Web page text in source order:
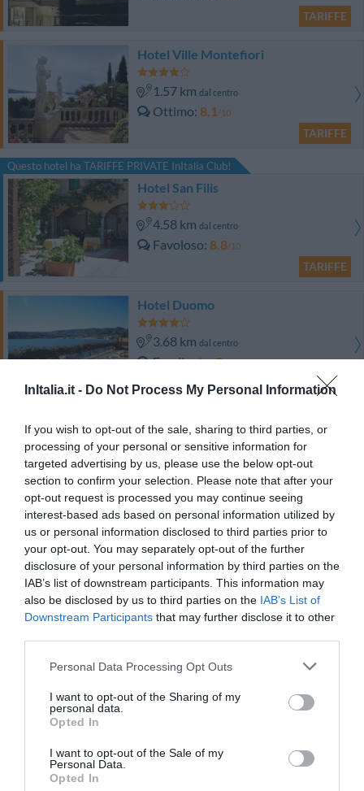
InItalia.it - Do Not Process My Personal Information
If you wish to opt-out of the sale, sharing to third parties, or
processing of your personal or sensitive information for
targeted advertising by us, please use the below opt-out
section to confirm your selection. Please note that after your
opt-out request is processed you may continue seeing
interest-based ads based on personal information utilized by
us or personal information disclosed to third parties prior to
your opt-out. You may separately opt-out of the further
disclosure of your personal information by third parties on the
IAB’s list of downstream participants. This information may
also be disclosed by us to third parties on the IAB’s List of
Downstream Participants that may further disclose it to other
Personal Data Processing Opt Outs
I want to opt-out of the Sharing of my
personal data.
Opted In
I want to opt-out of the Sale of my
Personal Data.
Opted In
TARIFFE
Hotel Ville Montefiori
1.57 km dal centro
Ottimo 8.1/10
TARIFFE
Questo hotel ha TARIFFE PRIVATE InItalia Club!
Hotel San Filis
4.58 km dal centro
Favoloso 8.8/10
TARIFFE
Hotel Duomo
3.68 km dal centro
Eccellente 9/10
TARIFFE
Hotel Salò du Parc
3.35 km dal centro
Favoloso 8.5/10
Hotel Maderno
2.68 km dal centro
Favoloso 8.5/10
TARIFFE
6.40 kmdal centro